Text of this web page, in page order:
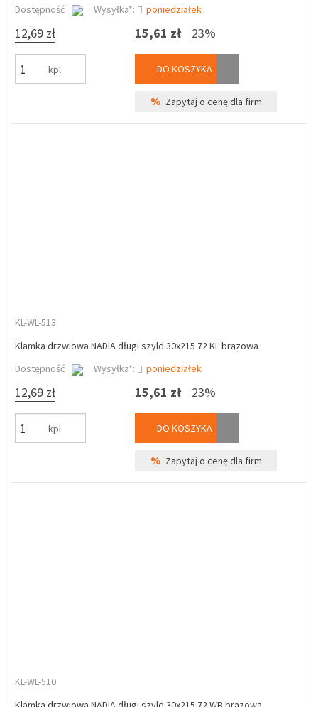
Dostępność
Wysyłka*: poniedziałek
12,69 zł
kpl
15,61 zł 23%
DO KOSZYKA
% Zapytaj o cenę dla firm
KL-WL-513
Klamka drzwiowa NADIA długi szyld 30x215 72 KL brązowa
Dostępność
Wysyłka*: poniedziałek
12,69 zł
kpl
15,61 zł 23%
DO KOSZYKA
% Zapytaj o cenę dla firm
KL-WL-510